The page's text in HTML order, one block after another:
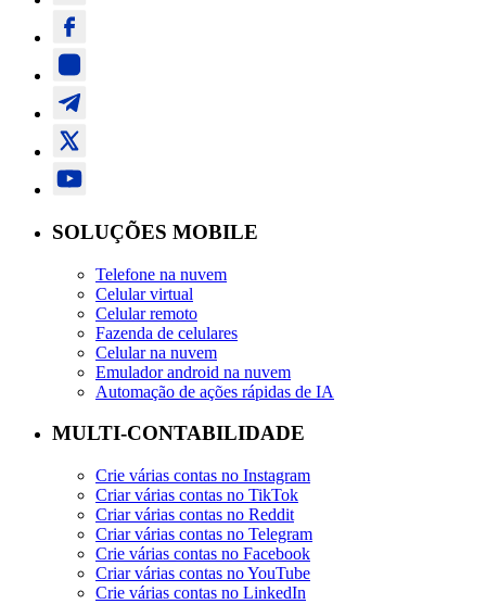
SOLUÇÕES MOBILE
Telefone na nuvem
Celular virtual
Celular remoto
Fazenda de celulares
Celular na nuvem
Emulador android na nuvem
Automação de ações rápidas de IA
MULTI-CONTABILIDADE
Crie várias contas no Instagram
Criar várias contas no TikTok
Criar várias contas no Reddit
Criar várias contas no Telegram
Crie várias contas no Facebook
Criar várias contas no YouTube
Crie várias contas no LinkedIn